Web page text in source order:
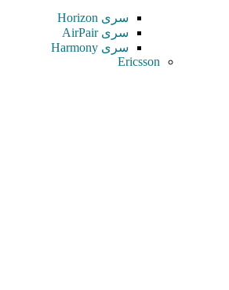
سری Horizon
سری AirPair
سری Harmony
Ericsson